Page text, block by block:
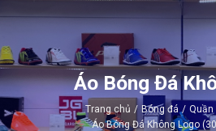
Áo Bóng Đá
Trang chủ / Bóng đá / Quần
Áo Bóng Đá Không Logo